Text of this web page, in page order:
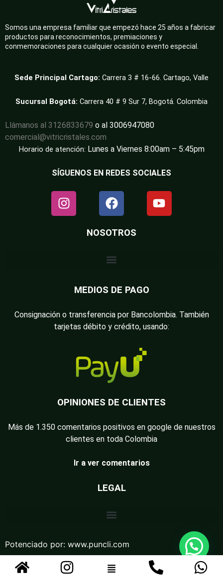
Somos una empresa familiar que empezó hace 25 años a fabricar
productos para reconocimientos, premiaciones y
conmemoraciones para cualquier ocasión o evento especial.
Sede Principal Cartago: Carrera 3 # 16-66. Cartago, Valle
Sucursal Bogotá: Carrera 40 # 9 Sur 7, Bogotá. Colombia
Llámanos al 3126833679 o al 3006947080
comercial@vitricristales.com
Horario de atención: Lunes a Viernes 8:00am – 5:45pm
SÍGUENOS EN REDES SOCIALES
NOSOTROS
MEDIOS DE PAGO
Consignación o transferencia por Bancolombia. También
tarjetas débito y crédito, usando:
OPINIONES DE CLIENTES
Más de 1.350 comentarios positivos en google de nuestros
clientes en toda Colombia
Ir a ver comentarios
LEGAL
Potenciado por: www.puncli.com
Guasapiemos pues